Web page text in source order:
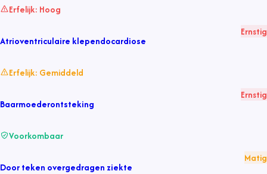
Erfelijk: Hoog
Atrioventriculaire klependocardiose
Ernstig
Erfelijk: Gemiddeld
Baarmoederontsteking
Ernstig
Voorkombaar
Door teken overgedragen ziekte
Matig